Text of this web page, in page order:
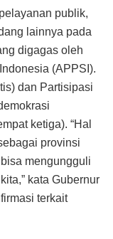
publik,
lainnya pada
digagas oleh
(APPSI).
dan Partisipasi
ketiga). “Hal
provinsi
mengungguli
kata Gubernur
terkait